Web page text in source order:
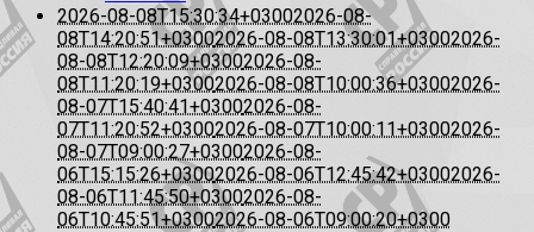
2026-08-08T15:30:34+03002026-08-
08T14:20:51+03002026-08-08T13:30:01+03002026-
08-08T12:20:09+03002026-08-
08T11:20:19+03002026-08-08T10:00:36+03002026-
08-07T15:40:41+03002026-08-
07T11:20:52+03002026-08-07T10:00:11+03002026-
08-07T09:00:27+03002026-08-
06T15:15:26+03002026-08-06T12:45:42+03002026-
08-06T11:45:50+03002026-08-
06T10:45:51+03002026-08-06T09:00:20+0300